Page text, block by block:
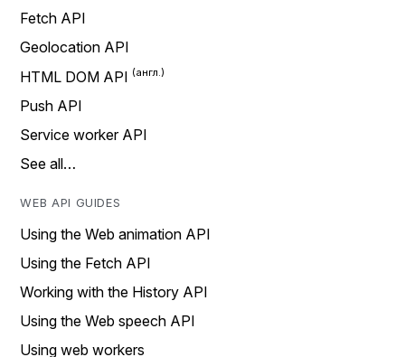
Fetch API
Geolocation API
HTML DOM API
Push API
Service worker API
See all…
WEB API GUIDES
Using the Web animation API
Using the Fetch API
Working with the History API
Using the Web speech API
Using web workers